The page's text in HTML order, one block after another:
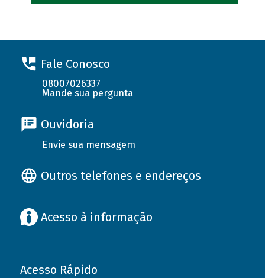
Fale Conosco
08007026337
Mande sua pergunta
Ouvidoria
Envie sua mensagem
Outros telefones e endereços
Acesso à informação
Acesso Rápido